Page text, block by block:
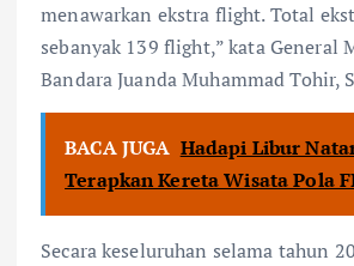
menawarkan ekstra flight. Total
sebanyak 139 flight,” kata General
Bandara Juanda Muhammad Tohir,
BACA JUGA Hadapi Libur
Terapkan Kereta Wisata Pola
Secara keseluruhan selama tahun